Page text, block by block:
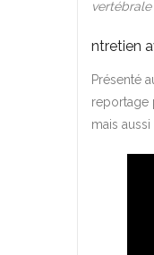
ntretien
Présenté
reportage
mais